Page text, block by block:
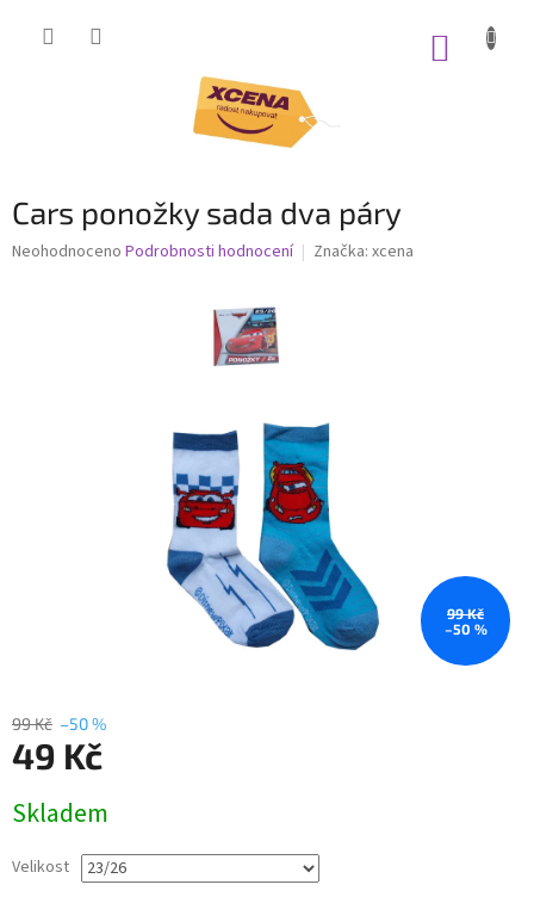
Cars ponožky sada dva páry
Průměrné
Neohodnoceno Podrobnosti hodnocení Značka: xcena
99 Kč
–50 %
99 Kč –50 %
49 Kč
cena:
Skladem
Velikost